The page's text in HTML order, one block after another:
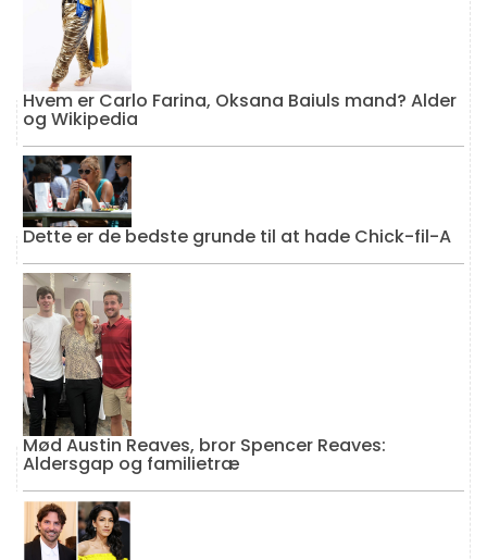
Hvem er Carlo Farina, Oksana Baiuls mand? Alder
og Wikipedia
Dette er de bedste grunde til at hade Chick-fil-A
Mød Austin Reaves, bror Spencer Reaves:
Aldersgap og familietræ